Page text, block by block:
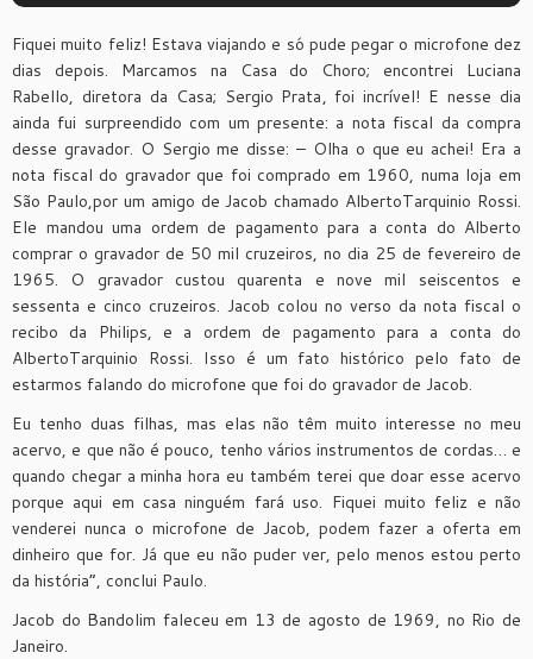
Fiquei muito feliz! Estava viajando e só pude pegar o microfone dez
dias depois. Marcamos na Casa do Choro; encontrei Luciana
Rabello, diretora da Casa; Sergio Prata, foi incrível! E nesse dia
ainda fui surpreendido com um presente: a nota fiscal da compra
desse gravador. O Sergio me disse: – Olha o que eu achei! Era a
nota fiscal do gravador que foi comprado em 1960, numa loja em
São Paulo,por um amigo de Jacob chamado AlbertoTarquinio Rossi.
Ele mandou uma ordem de pagamento para a conta do Alberto
comprar o gravador de 50 mil cruzeiros, no dia 25 de fevereiro de
1965. O gravador custou quarenta e nove mil seiscentos e
sessenta e cinco cruzeiros. Jacob colou no verso da nota fiscal o
recibo da Philips, e a ordem de pagamento para a conta do
AlbertoTarquinio Rossi. Isso é um fato histórico pelo fato de
estarmos falando do microfone que foi do gravador de Jacob.
Eu tenho duas filhas, mas elas não têm muito interesse no meu
acervo, e que não é pouco, tenho vários instrumentos de cordas… e
quando chegar a minha hora eu também terei que doar esse acervo
porque aqui em casa ninguém fará uso. Fiquei muito feliz e não
venderei nunca o microfone de Jacob, podem fazer a oferta em
dinheiro que for. Já que eu não puder ver, pelo menos estou perto
da história”, conclui Paulo.
Jacob do Bandolim faleceu em 13 de agosto de 1969, no Rio de
Janeiro.